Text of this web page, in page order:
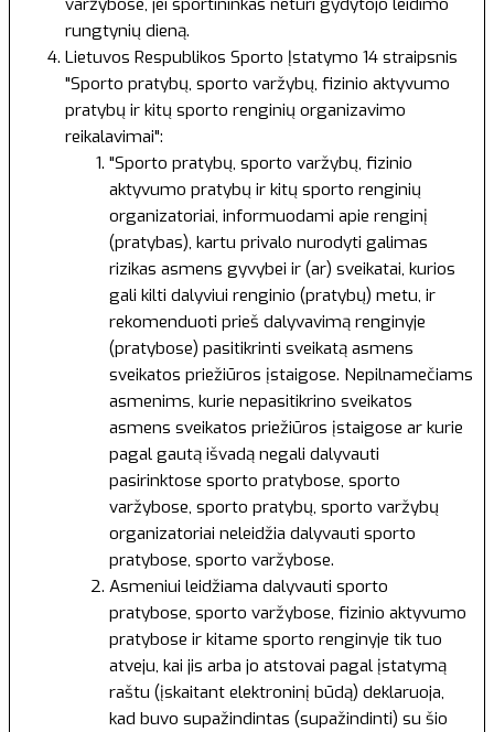
rungtynių dieną.
Lietuvos Respublikos Sporto Įstatymo 14 straipsnis
"Sporto pratybų, sporto varžybų, fizinio aktyvumo
pratybų ir kitų sporto renginių organizavimo
reikalavimai":
"Sporto pratybų, sporto varžybų, fizinio
aktyvumo pratybų ir kitų sporto renginių
organizatoriai, informuodami apie renginį
(pratybas), kartu privalo nurodyti galimas
rizikas asmens gyvybei ir (ar) sveikatai, kurios
gali kilti dalyviui renginio (pratybų) metu, ir
rekomenduoti prieš dalyvavimą renginyje
(pratybose) pasitikrinti sveikatą asmens
sveikatos priežiūros įstaigose. Nepilnamečiams
asmenims, kurie nepasitikrino sveikatos
asmens sveikatos priežiūros įstaigose ar kurie
pagal gautą išvadą negali dalyvauti
pasirinktose sporto pratybose, sporto
varžybose, sporto pratybų, sporto varžybų
organizatoriai neleidžia dalyvauti sporto
pratybose, sporto varžybose.
Asmeniui leidžiama dalyvauti sporto
pratybose, sporto varžybose, fizinio aktyvumo
pratybose ir kitame sporto renginyje tik tuo
atveju, kai jis arba jo atstovai pagal įstatymą
raštu (įskaitant elektroninį būdą) deklaruoja,
kad buvo supažindintas (supažindinti) su šio